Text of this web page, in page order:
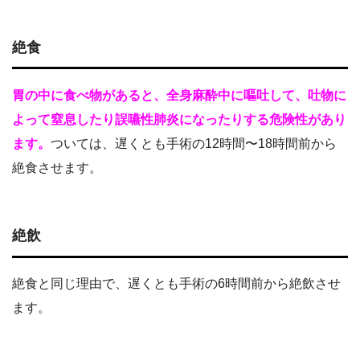
絶食
胃の中に食べ物があると、全身麻酔中に嘔吐して、吐物に
よって窒息したり誤嚥性肺炎になったりする危険性があり
ます。 ついては、遅くとも手術の12時間〜18時間前から
絶食させます。
絶飲
絶食と同じ理由で、遅くとも手術の6時間前から絶飲させ
ます。